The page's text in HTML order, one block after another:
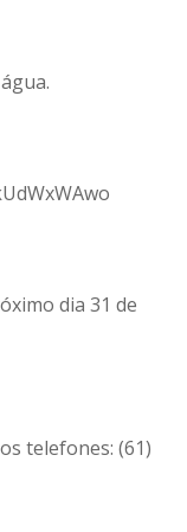
dia 31 de
telefones: (61)